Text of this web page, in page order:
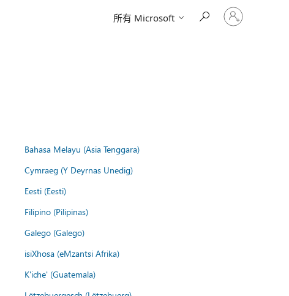
所有 Microsoft
登
入
Bahasa Melayu (Asia Tenggara)
Cymraeg (Y Deyrnas Unedig)
Eesti (Eesti)
Filipino (Pilipinas)
Galego (Galego)
isiXhosa (eMzantsi Afrika)
K'iche' (Guatemala)